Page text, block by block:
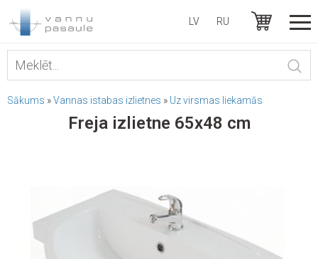
LV RU
Sākums »Vannas istabas izlietnes » Uz virsmas liekamās
Freja izlietne 65x48 cm